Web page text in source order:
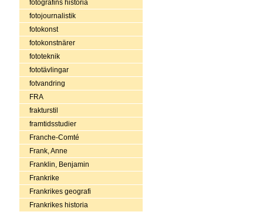
fotografins historia
fotojournalistik
fotokonst
fotokonstnärer
fototeknik
fototävlingar
fotvandring
FRA
frakturstil
framtidsstudier
Franche-Comté
Frank, Anne
Franklin, Benjamin
Frankrike
Frankrikes geografi
Frankrikes historia